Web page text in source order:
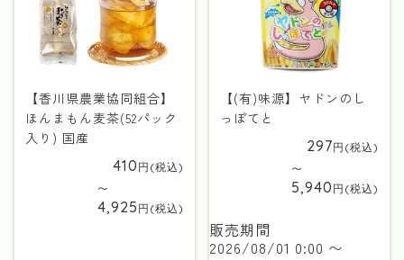
【香川県農業協同組合】
ほんまもん麦茶(52パック
入り) 国産
410
〜
4,925
【(有)味源】ヤドンのし
っぽてと
297
〜
5,940
販売期間
2026/08/01 0:00 〜